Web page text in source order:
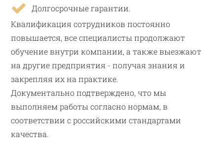
Долгосрочные гарантии.
Квалификация сотрудников постоянно
повышается, все специалисты продолжают
обучение внутри компании, а также выезжают
на другие предприятия - получая знания и
закрепляя их на практике.
Документально подтверждено, что мы
выполняем работы согласно нормам, в
соответствии с российскими стандартами
качества.